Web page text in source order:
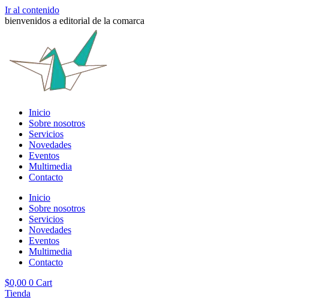
Ir al contenido
bienvenidos a editorial de la comarca
Inicio
Sobre nosotros
Servicios
Novedades
Eventos
Multimedia
Contacto
Inicio
Sobre nosotros
Servicios
Novedades
Eventos
Multimedia
Contacto
$0,00 0 Cart
Tienda